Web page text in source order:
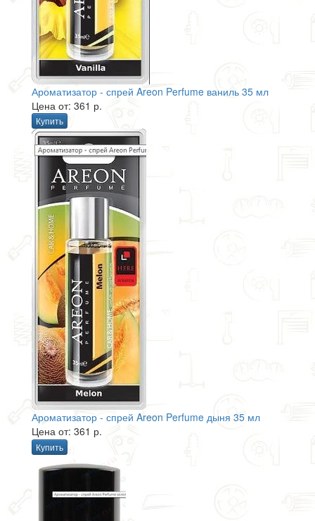
Ароматизатор - спрей Areon Perfume ваниль 35 мл
Цена от: 361 р.
Купить
Ароматизатор - спрей Areon Perfume дыня 35 мл
Цена от: 361 р.
Купить